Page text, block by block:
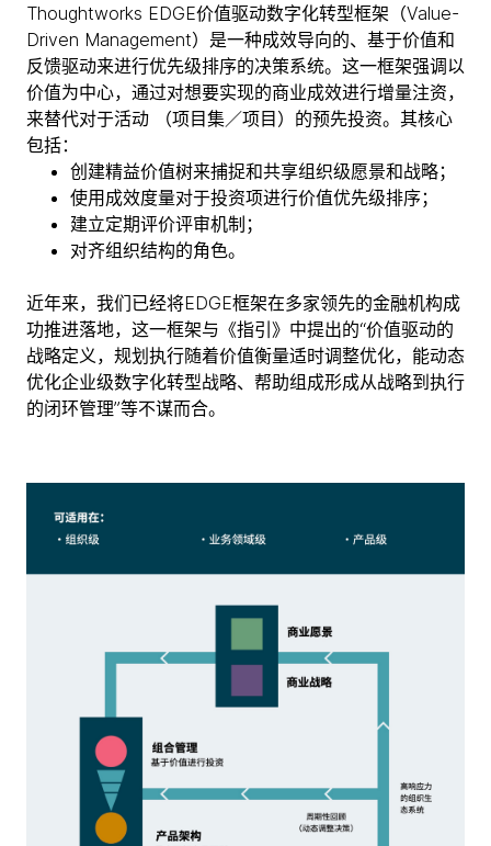
Thoughtworks EDGE价值驱动数字化转型框架（Value-
Driven Management）是一种成效导向的、基于价值和
反馈驱动来进行优先级排序的决策系统。这一框架强调以
价值为中心，通过对想要实现的商业成效进行增量注资，
来替代对于活动 （项目集／项目）的预先投资。其核心
包括：
创建精益价值树来捕捉和共享组织级愿景和战略；
使用成效度量对于投资项进行价值优先级排序；
建立定期评价评审机制；
对齐组织结构的角色。
近年来，我们已经将EDGE框架在多家领先的金融机构成
功推进落地，这一框架与《指引》中提出的“价值驱动的
战略定义，规划执行随着价值衡量适时调整优化，能动态
优化企业级数字化转型战略、帮助组成形成从战略到执行
的闭环管理”等不谋而合。